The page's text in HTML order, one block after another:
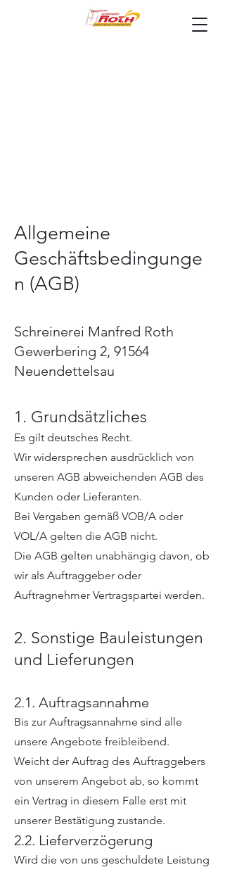
Allgemeine
Geschäftsbedingunge
n (AGB)
Schreinerei Manfred Roth
Gewerbering 2, 91564
Neuendettelsau
1. Grundsätzliches
Es gilt deutsches Recht.
Wir widersprechen ausdrücklich von
unseren AGB abweichenden AGB des
Kunden oder Lieferanten.
Bei Vergaben gemäß VOB/A oder
VOL/A gelten die AGB nicht.
Die AGB gelten unabhängig davon, ob
wir als Auftraggeber oder
Auftragnehmer Vertragspartei werden.
2. Sonstige Bauleistungen
und Lieferungen
2.1. Auftragsannahme
Bis zur Auftragsannahme sind alle
unsere Angebote freibleibend.
Weicht der Auftrag des Auftraggebers
von unserem Angebot ab, so kommt
ein Vertrag in diesem Falle erst mit
unserer Bestätigung zustande.
2.2. Lieferverzögerung
Wird die von uns geschuldete Leistung